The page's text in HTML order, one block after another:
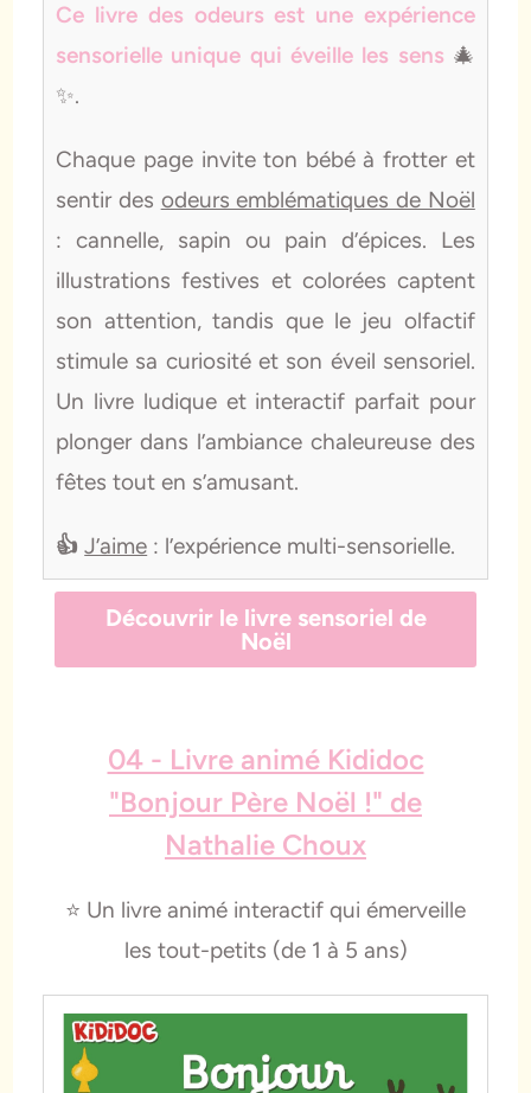
Ce livre des odeurs est une expérience
sensorielle unique qui éveille les sens 🎄
✨.
Chaque page invite ton bébé à frotter et
sentir des odeurs emblématiques de Noël
: cannelle, sapin ou pain d’épices. Les
illustrations festives et colorées captent
son attention, tandis que le jeu olfactif
stimule sa curiosité et son éveil sensoriel.
Un livre ludique et interactif parfait pour
plonger dans l’ambiance chaleureuse des
fêtes tout en s’amusant.
👍J’aime : l’expérience multi-sensorielle.
Découvrir le livre sensoriel de
Noël
04 - Livre animé Kididoc
"Bonjour Père Noël !" de
Nathalie Choux
⭐️ Un livre animé interactif qui émerveille
les tout-petits (de 1 à 5 ans)